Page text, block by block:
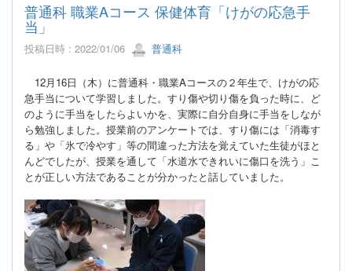
普通科 職業Aコース 保健体育「けがの応急手
当」
投稿日時 : 2022/01/06 普通科
12月 16日（木）に普通科・職業Aコースの２年生で、けがの応
急手当について学習しました。すり傷や切り傷を負った時に、ど
のように手当をしたらよいかを、実際に自分自身に手当をしなが
ら勉強しました。授業前のアンケートでは、すり傷には「消毒す
る」や「氷で冷やす」等の間違った方法を覚えていた生徒がほと
んどでしたが、授業を通して「水道水できれいに傷口を洗う」こ
とが正しい方法であることが分かったと話していました。